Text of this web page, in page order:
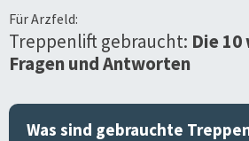
FürArzfeld:
Treppenlift gebraucht: Die
Fragen und Antworten
Was sind gebrauchte